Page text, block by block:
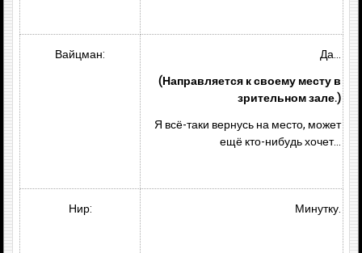
Вайцман:
Да…
(Направляется к своему месту в
зрительном зале.)
Я всё-таки вернусь на место, может
ещё кто-нибудь хочет…
Нир: Минутку.